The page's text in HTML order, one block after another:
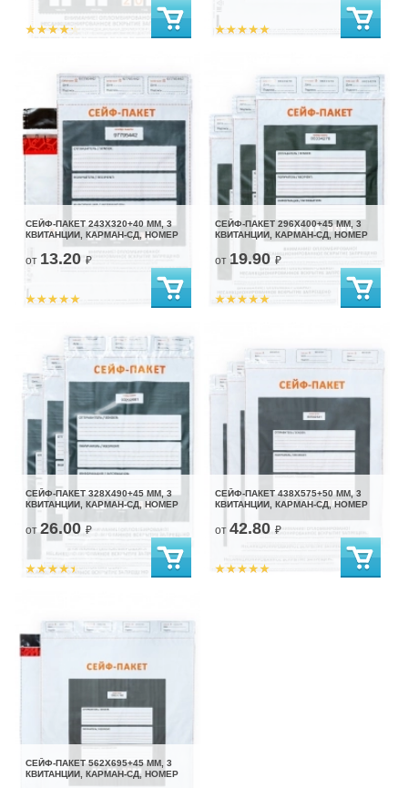
СЕЙФ-ПАКЕТ 243Х320+40 ММ, 3
КВИТАНЦИИ, КАРМАН-СД, НОМЕР
от 13.20 ₽
СЕЙФ-ПАКЕТ 296Х400+45 ММ, 3
КВИТАНЦИИ, КАРМАН-СД, НОМЕР
от 19.90₽
СЕЙФ-ПАКЕТ 328Х490+45 ММ, 3
КВИТАНЦИИ, КАРМАН-СД, НОМЕР
от26.00 ₽
СЕЙФ-ПАКЕТ 438Х575+50 ММ, 3
КВИТАНЦИИ, КАРМАН-СД, НОМЕР
от 42.80 ₽
СЕЙФ-ПАКЕТ 562Х695+45 ММ, 3
КВИТАНЦИИ, КАРМАН-СД, НОМЕР